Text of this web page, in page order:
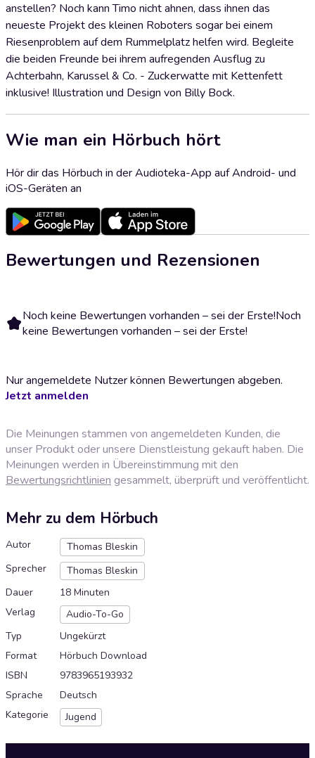
anstellen? Noch kann Timo nicht ahnen, dass ihnen das
neueste Projekt des kleinen Roboters sogar bei einem
Riesenproblem auf dem Rummelplatz helfen wird. Begleite
die beiden Freunde bei ihrem aufregenden Ausflug zu
Achterbahn, Karussel & Co. - Zuckerwatte mit Kettenfett
inklusive! Illustration und Design von Billy Bock.
Wie man ein Hörbuch hört
Hör dir das Hörbuch in der Audioteka-App auf Android- und
iOS-Geräten an
Bewertungen und Rezensionen
Noch keine Bewertungen vorhanden – sei der Erste!Noch
keine Bewertungen vorhanden – sei der Erste!
Nur angemeldete Nutzer können Bewertungen abgeben.
Jetzt anmelden
Die Meinungen stammen von angemeldeten Kunden, die
unser Produkt oder unsere Dienstleistung gekauft haben. Die
Meinungen werden in Übereinstimmung mit den
Bewertungsrichtlinien gesammelt, überprüft und veröffentlicht.
Mehr zu dem Hörbuch
Autor
Thomas Bleskin
Sprecher
Thomas Bleskin
Dauer
18 Minuten
Verlag
Audio-To-Go
Typ
Ungekürzt
Format
Hörbuch Download
ISBN
9783965193932
Sprache
Deutsch
Kategorie
Jugend